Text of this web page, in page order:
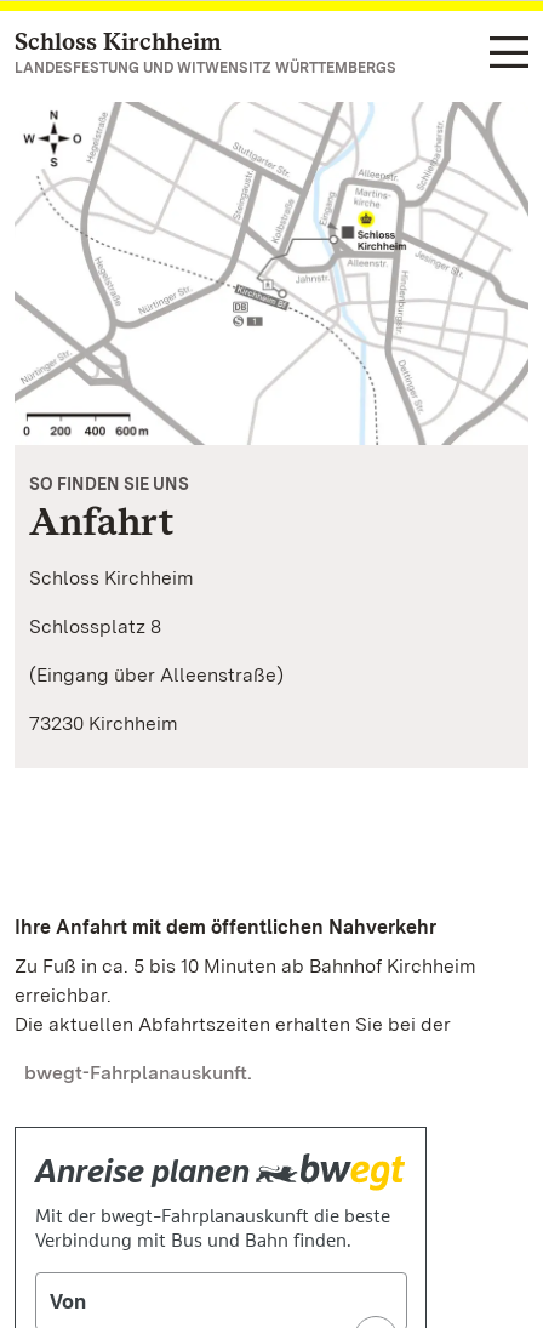
Zum Hauptinhalt springen
Schloss Kirchheim
LANDESFESTUNG UND WITWENSITZ WÜRTTEMBERGS
SO FINDEN SIE UNS
Anfahrt
Schloss Kirchheim
Schlossplatz 8
(Eingang über Alleenstraße)
73230 Kirchheim
Ihre Anfahrt mit dem öffentlichen Nahverkehr
Zu Fuß in ca. 5 bis 10 Minuten ab Bahnhof Kirchheim
erreichbar.
Die aktuellen Abfahrtszeiten erhalten Sie bei der
bwegt-Fahrplanauskunft.